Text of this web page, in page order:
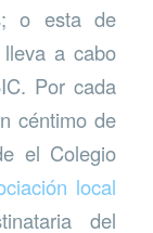
o esta de
a cabo
Por cada
céntimo de
el Colegio
local
del